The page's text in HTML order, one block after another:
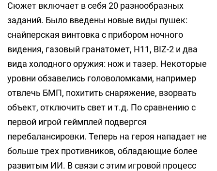
Сюжет включает в себя 20 разнообразных
заданий. Было введены новые виды пушек:
снайперская винтовка с прибором ночного
видения, газовый гранатомет, H11, BIZ-2 и два
вида холодного оружия: нож и тазер. Некоторые
уровни обзавелись головоломками, например
отвлечь БМП, похитить снаряжение, взорвать
объект, отключить свет и т.д. По сравнению с
первой игрой геймплей подвергся
перебалансировки. Теперь на героя нападает не
больше трех противников, обладающие более
развитым ИИ. В связи с этим игровой процесс